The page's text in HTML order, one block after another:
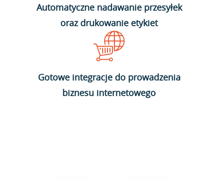
Automatyczne nadawanie przesyłek
oraz drukowanie etykiet
Gotowe integracje do prowadzenia
biznesu internetowego